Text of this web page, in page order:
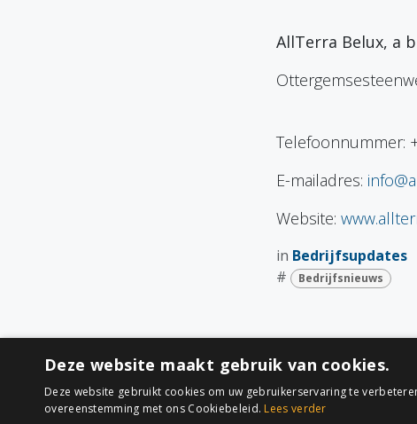
AllTerra
E-mailadres:
Website:
in Bedrijfsupdates
#
Bedrijfsnieuws
Deze website maakt gebruik van cookies.
Deze website gebruikt cookies om uw gebruikerservaring te
overeenstemming met ons Cookiebeleid. Lees verder